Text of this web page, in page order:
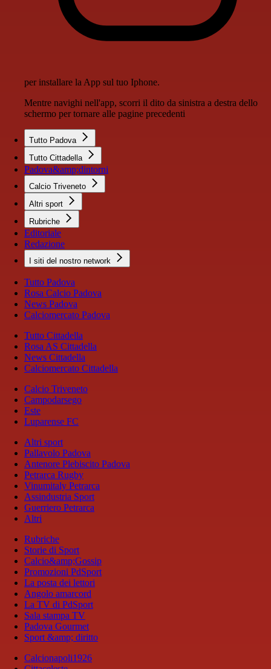
per installare la App sul tuo Iphone.
Mentre navighi nell'app, scorri il dito da sinistra a destra dello
schermo per tornare alle pagine precedenti
Tutto Padova
Tutto Cittadella
Padova&amp;dintorni
Calcio Triveneto
Altri sport
Rubriche
Editoriale
Redazione
I siti del nostro network
Tutto Padova
Rosa Calcio Padova
News Padova
Calciomercato Padova
Tutto Cittadella
Rosa AS Cittadella
News Cittadella
Calciomercato Cittadella
Calcio Triveneto
Campodarsego
Este
Luparense FC
Altri sport
Pallavolo Padova
Antenore Plebiscito Padova
Petrarca Rugby
Vinumitaly Petrarca
Assindustria Sport
Guerriero Petrarca
Altri
Rubriche
Storie di Sport
Calcio&amp;Gossip
Promozioni PdSport
La posta dei lettori
Angolo amarcord
La TV di PdSport
Sala stampa TV
Padova Gourmet
Sport &amp; diritto
Calcionapoli1926